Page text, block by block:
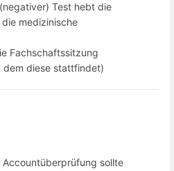
Test hebt die
medizinische
Fachschaftssitzung
dem diese stattfindet)
sollte